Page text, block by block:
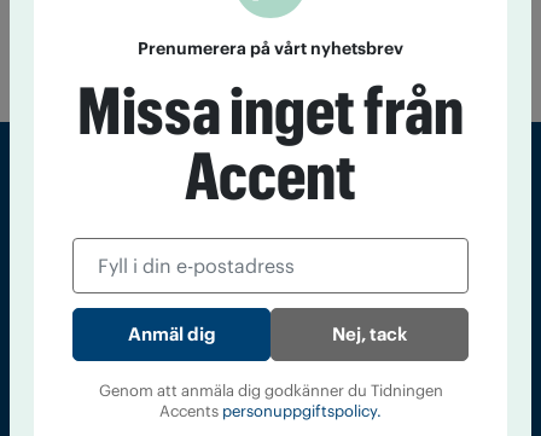
Barnfamiljer är Biostaden i Nyköpings
främsta målgrupp. Nu vill Biostaden erbjuda matservering
med alkohol i salongen.
Tidningen Accent, A4, Bondegatan 21, 116 33 Stockholm
accent@iogt.se
Chefredaktör och ansvarig utgivare: Barbro Janson Lundkvist,
barbro@a4.se.
Prenumerera på vårt nyhetsbrev
Missa inget från
Accent
Nej, tack
Genom att anmäla dig godkänner du Tidningen
Accents personuppgiftspolicy.